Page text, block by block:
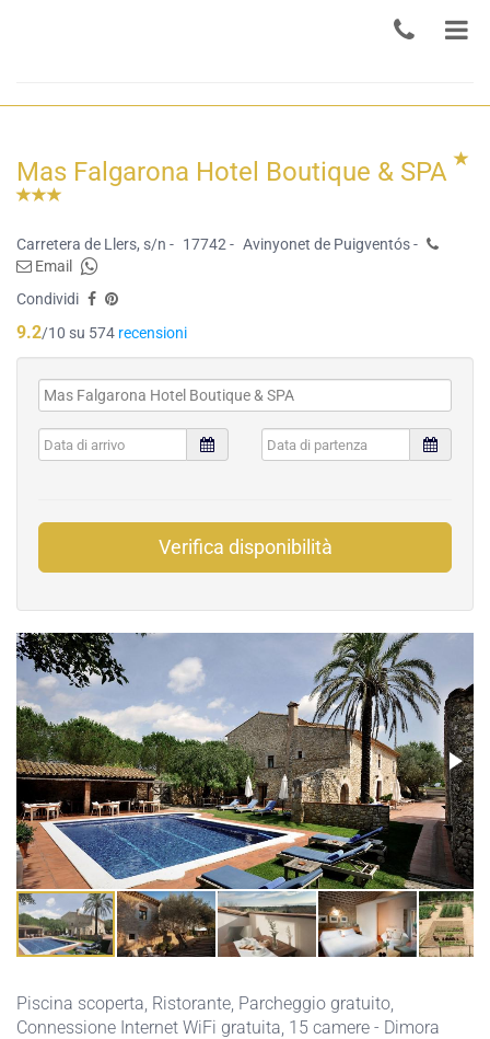
Mas Falgarona Hotel Boutique & SPA
Carretera de Llers, s/n - 17742 - Avinyonet de Puigventós -
Email
Condividi
9.2/10 su 574 recensioni
Verifica disponibilità
Piscina scoperta, Ristorante, Parcheggio gratuito,
Connessione Internet WiFi gratuita, 15 camere - Dimora